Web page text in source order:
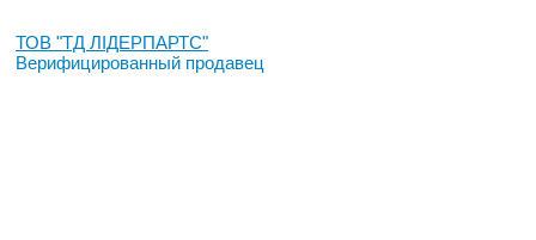
ТОВ "ТД ЛІДЕРПАРТС"
Верифицированный продавец